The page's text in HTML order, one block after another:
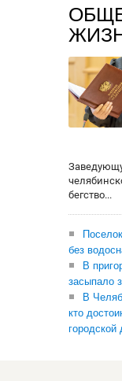
бегство...
без
В
засыпало
В
кто
городской